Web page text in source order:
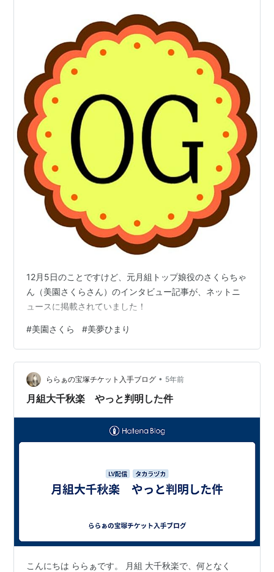
12月5日のことですけど、元月組トップ娘役のさくらちゃ
ん（美園さくらさん）のインタビュー記事が、ネットニ
ュースに掲載されていました！
#美園さくら #美夢ひまり
ららぁの宝塚チケット入手ブログ • 5年前
月組大千秋楽 やっと判明した件
こんにちは ららぁです。 月組 大千秋楽で、何となく